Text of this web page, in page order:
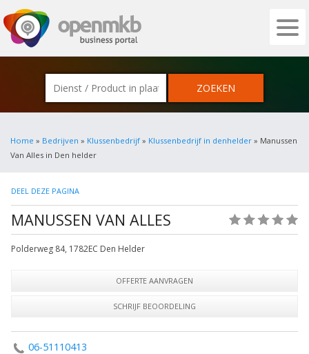
OPENMKB - DE ZAKELIJKE PORTAL
Home » Bedrijven » Klussenbedrijf » Klussenbedrijf in denhelder » Manussen
Van Alles in Den helder
DEEL DEZE PAGINA
MANUSSEN VAN ALLES
Polderweg 84, 1782EC Den Helder
OFFERTE AANVRAGEN
SCHRIJF BEOORDELING
06-51110413